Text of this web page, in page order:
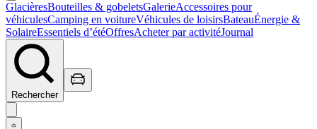
GlacièresBouteilles & gobeletsGalerieAccessoires pour
véhiculesCamping en voitureVéhicules de loisirsBateauÉnergie &
SolaireEssentiels d’étéOffresAcheter par activitéJournal
Rechercher